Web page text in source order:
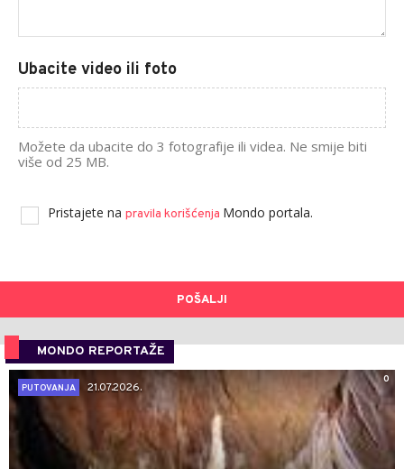
Ubacite video ili foto
Možete da ubacite do 3 fotografije ili videa. Ne smije biti
više od 25 MB.
Pristajete na pravila korišćenja Mondo portala.
POŠALJI
MONDO REPORTAŽE
0
PUTOVANJA
21.07.2026.